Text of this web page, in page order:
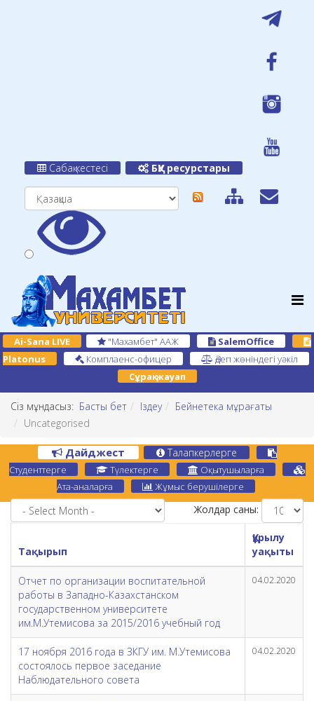
Сабақ кестесі БҚУ ресурстары
Ai-Sana LIVE "Махамбет" ААЖ
SalemOffice
Platonus
Комплаенс-офицер
Әдеп жөніндегі уәкіл
Сұрақ-жауап
Сіз мұндасыз: Басты бет Іздеу
Бейнетека мұрағаты
Uncategorised
Дайджест Талапкерлерге
Студенттерге Түлектерге
Оқытушыларға
Ата-аналарға
Жұмыс берушілерге
Жолдар саны:
Тақырып
Құрылу
уақыты
Отчет по организации воспитательной
работы в Западно-Казахстанском
государственном университете
им.М.Утемисова за 2015/2016 учебный год
04.02.2020
17 ноября 2016 года в ЗКГУ им. М.Утемисова
состоялось первое заседание
Наблюдательного совета
04.02.2020